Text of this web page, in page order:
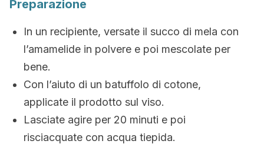
Preparazione
In un recipiente, versate il succo di mela con
l’amamelide in polvere e poi mescolate per
bene.
Con l’aiuto di un batuffolo di cotone,
applicate il prodotto sul viso.
Lasciate agire per 20 minuti e poi
risciacquate con acqua tiepida.